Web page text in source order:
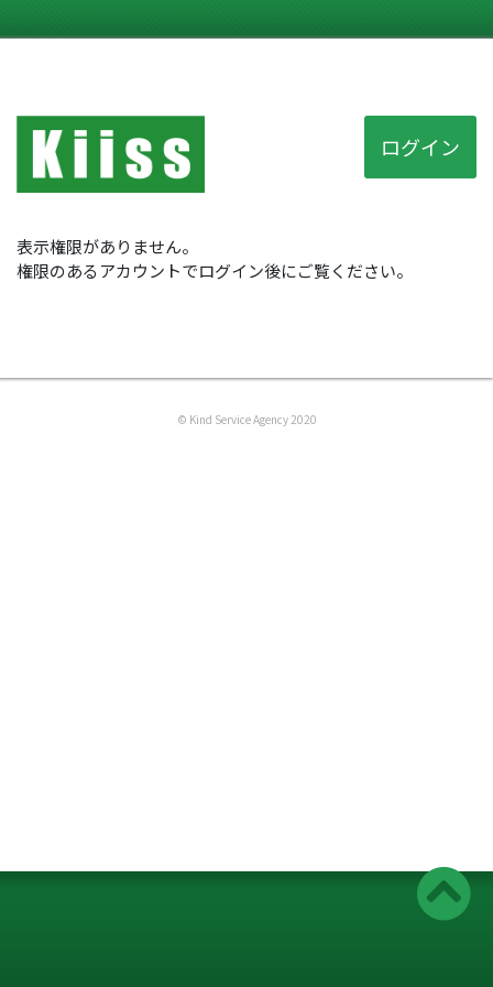
ログイン
表示権限がありません。
権限のあるアカウントでログイン後にご覧ください。
© Kind Service Agency 2020